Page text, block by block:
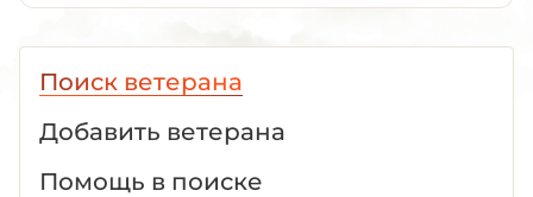
Поиск ветерана
Добавить ветерана
Помощь в поиске